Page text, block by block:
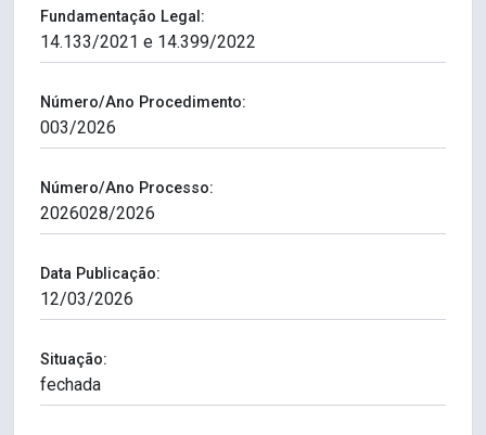
Fundamentação Legal:
Número/Ano Procedimento:
Número/Ano Processo:
Data Publicação:
Situação: